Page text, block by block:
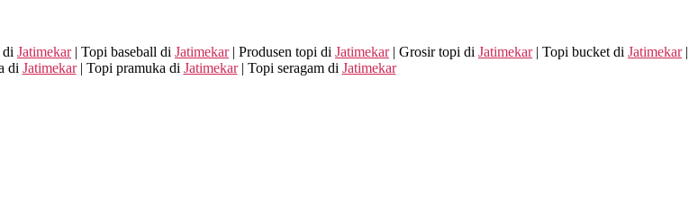
Jatimekar| Topi baseball di Jatimekar| Produsen topi di Jatimekar| Grosir topi di Jatimekar| Topi bucket di Jatimekar|
di Jatimekar| Topi pramuka di Jatimekar| Topi seragam di Jatimekar